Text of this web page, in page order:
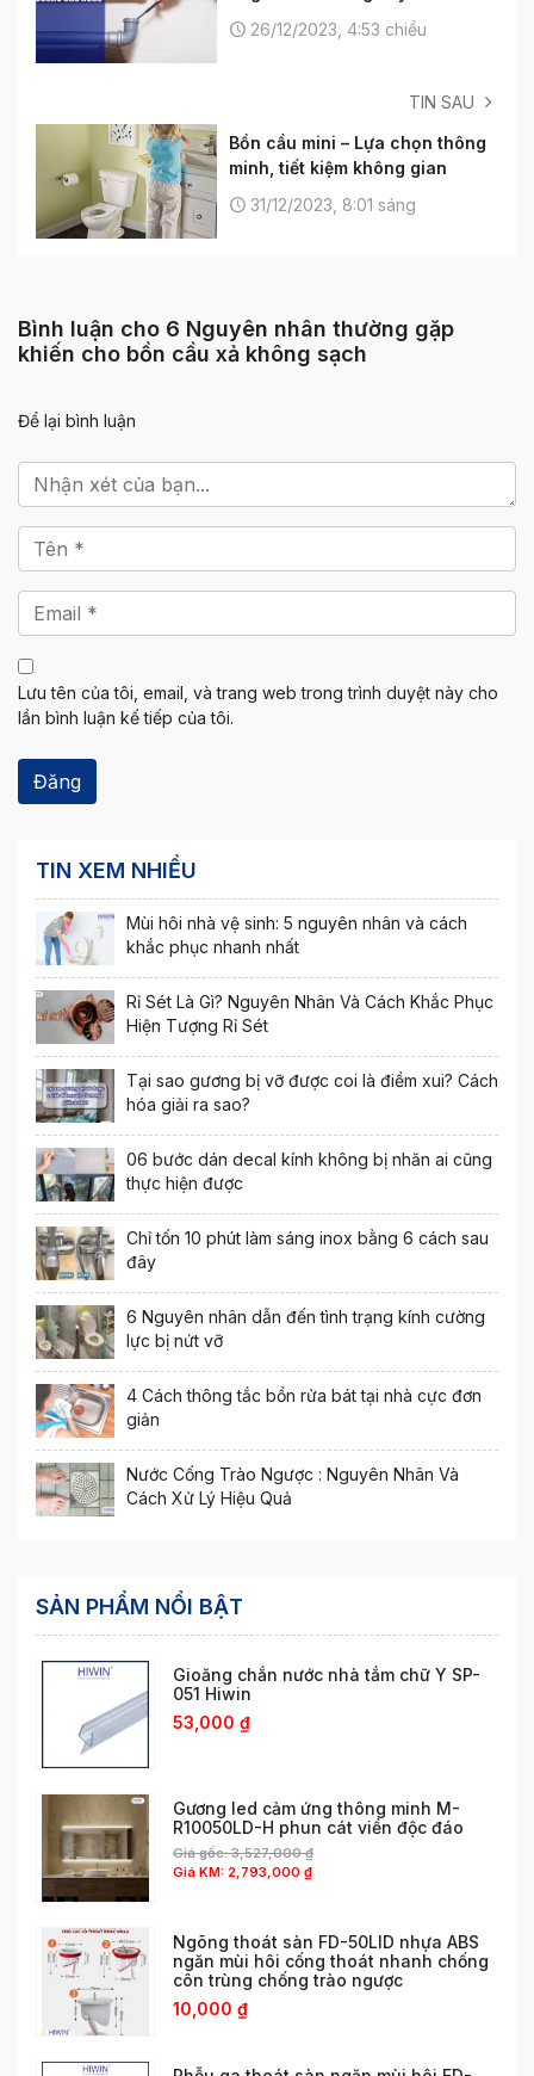
26/12/2023, 4:53 chiều
TIN SAU
Bồn cầu mini – Lựa chọn thông
minh, tiết kiệm không gian
31/12/2023, 8:01 sáng
Bình luận cho 6 Nguyên nhân thường gặp
khiến cho bồn cầu xả không sạch
Để lại bình luận
Lưu tên của tôi, email, và trang web trong trình duyệt này cho
lần bình luận kế tiếp của tôi.
TIN XEM NHIỀU
Mùi hôi nhà vệ sinh: 5 nguyên nhân và cách
khắc phục nhanh nhất
Rỉ Sét Là Gì? Nguyên Nhân Và Cách Khắc Phục
Hiện Tượng Rỉ Sét
Tại sao gương bị vỡ được coi là điềm xui? Cách
hóa giải ra sao?
06 bước dán decal kính không bị nhăn ai cũng
thực hiện được
Chỉ tốn 10 phút làm sáng inox bằng 6 cách sau
đây
6 Nguyên nhân dẫn đến tình trạng kính cường
lực bị nứt vỡ
4 Cách thông tắc bồn rửa bát tại nhà cực đơn
giản
Nước Cống Trào Ngược : Nguyên Nhân Và
Cách Xử Lý Hiệu Quả
SẢN PHẨM NỔI BẬT
Gioăng chắn nước nhà tắm chữ Y SP-
051 Hiwin
53,000 ₫
Gương led cảm ứng thông minh M-
R10050LD-H phun cát viền độc đáo
Giá gốc:3,527,000₫
Giá KM: 2,793,000 ₫
Ngõng thoát sàn FD-50LID nhựa ABS
ngăn mùi hôi cống thoát nhanh chống
côn trùng chống trào ngược
10,000 ₫